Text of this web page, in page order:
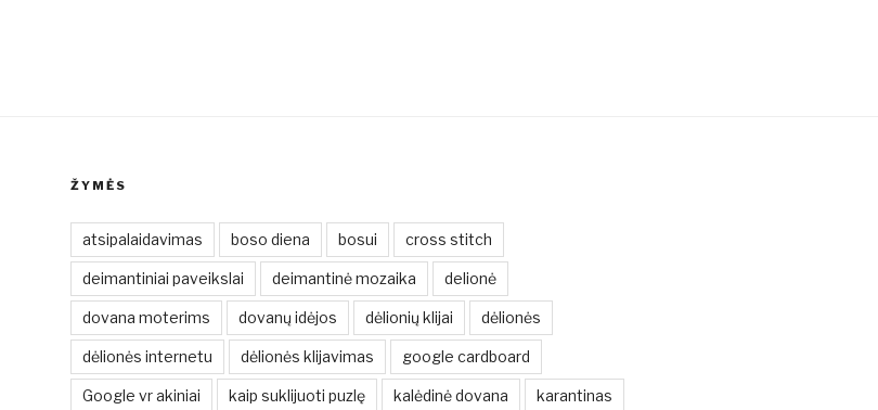
ŽYMĖS
atsipalaidavimas boso diena bosui cross stitch
deimantiniai paveikslai deimantinė mozaika delionė
dovana moterims dovanų idėjos dėlionių klijai dėlionės
dėlionės internetu dėlionės klijavimas google cardboard
Google vr akiniai kaip suklijuoti puzlę kalėdinė dovana karantinas